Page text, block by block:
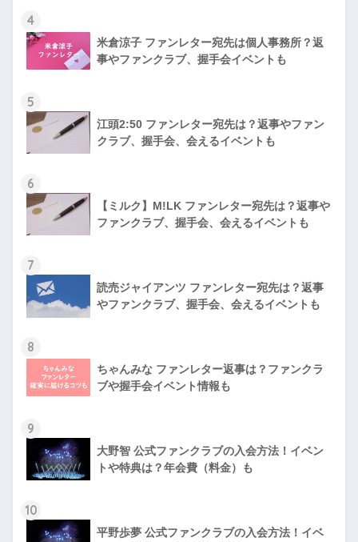
4
米倉涼子 ファンレター宛先は個人事務所？返
事やファンクラブ、握手会イベントも
5
江頭2:50 ファンレター宛先は？返事やファン
クラブ、握手会、会えるイベントも
6
【ミルク】M!LK ファンレター宛先は？返事や
ファンクラブ、握手会、会えるイベントも
7
読売ジャイアンツ ファンレター宛先は？返事
やファンクラブ、握手会、会えるイベントも
8
ちゃんみな ファンレター返事は？ファンクラ
ブや握手会イベント情報も
9
大野智 公式ファンクラブの入会方法！イベン
トや特典は？年会費（料金）も
10
平野歩夢 公式ファンクラブの入会方法！イベ